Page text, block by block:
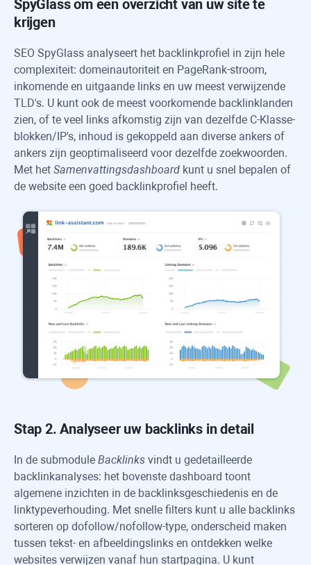
SpyGlassom een ​​overzicht van uw site te
krijgen
SEO SpyGlass analyseert het backlinkprofiel in zijn hele
complexiteit: domeinautoriteit en PageRank-stroom,
inkomende en uitgaande links en uw meest verwijzende
TLD's. U kunt ook de meest voorkomende backlinklanden
zien, of te veel links afkomstig zijn van dezelfde C-Klasse-
blokken/IP's, inhoud is gekoppeld aan diverse ankers of
ankers zijn geoptimaliseerd voor dezelfde zoekwoorden.
Met het Samenvattingsdashboard kunt u snel bepalen of
de website een goed backlinkprofiel heeft.
Stap 2. Analyseer uw backlinks in detail
In de submodule Backlinks vindt u gedetailleerde
backlinkanalyses: het bovenste dashboard toont
algemene inzichten in de backlinksgeschiedenis en de
linktypeverhouding. Met snelle filters kunt u alle backlinks
sorteren op dofollow/nofollow-type, onderscheid maken
tussen tekst- en afbeeldingslinks en ontdekken welke
websites verwijzen vanaf hun startpagina. U kunt